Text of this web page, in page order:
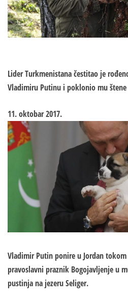
Lider Turkmenistana čestitao je
Vladimiru Putinu i poklonio mu štene
11. oktobar 2017.
Vladimir Putin ponire u Jordan
pravoslavni praznik Bogojavljenje u
pustinja na jezeru Seliger.